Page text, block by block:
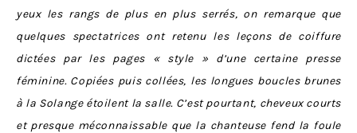
yeux les rangs de plus en plus serrés, on remarque que
quelques spectatrices ont retenu les leçons de coiffure
dictées par les pages « style » d’une certaine presse
féminine. Copiées puis collées, les longues boucles brunes
à la Solange étoilent la salle. C’est pourtant, cheveux courts
et presque méconnaissable que la chanteuse fend la foule